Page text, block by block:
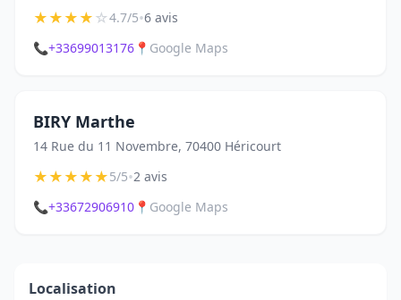
★★★★☆4.7/5•6 avis
📞+33699013176 📍 Google Maps
BIRY Marthe
14 Rue du 11 Novembre, 70400 Héricourt
★★★★★5/5•2 avis
📞+33672906910 📍 Google Maps
Localisation